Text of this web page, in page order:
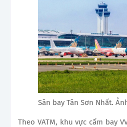
Sân bay Tân Sơn Nhất.
Theo VATM, khu vực cấm bay